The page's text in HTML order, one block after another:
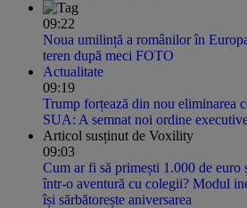
09:22
Noua umilință a românilor în
teren după meci FOTO
Actualitate
09:19
Trump forțează din nou eliminarea
SUA: A semnat noi ordine
Articol susținut de Voxility
09:03
Cum ar fi să primești 1.000 de euro
într-o aventură cu colegii? Modul
își sărbătorește aniversarea